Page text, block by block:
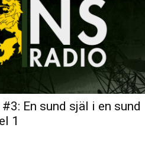
En sund själ i en sund
1